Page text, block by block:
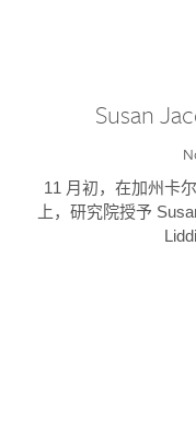
Susan
11 月初，在加州卡
上，研究院授予